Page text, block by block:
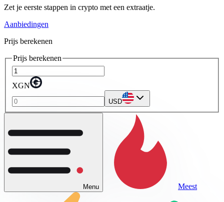
Zet je eerste stappen in crypto met een extraatje.
Aanbiedingen
Prijs berekenen
Prijs berekenen
XGN
USD
Menu Meest